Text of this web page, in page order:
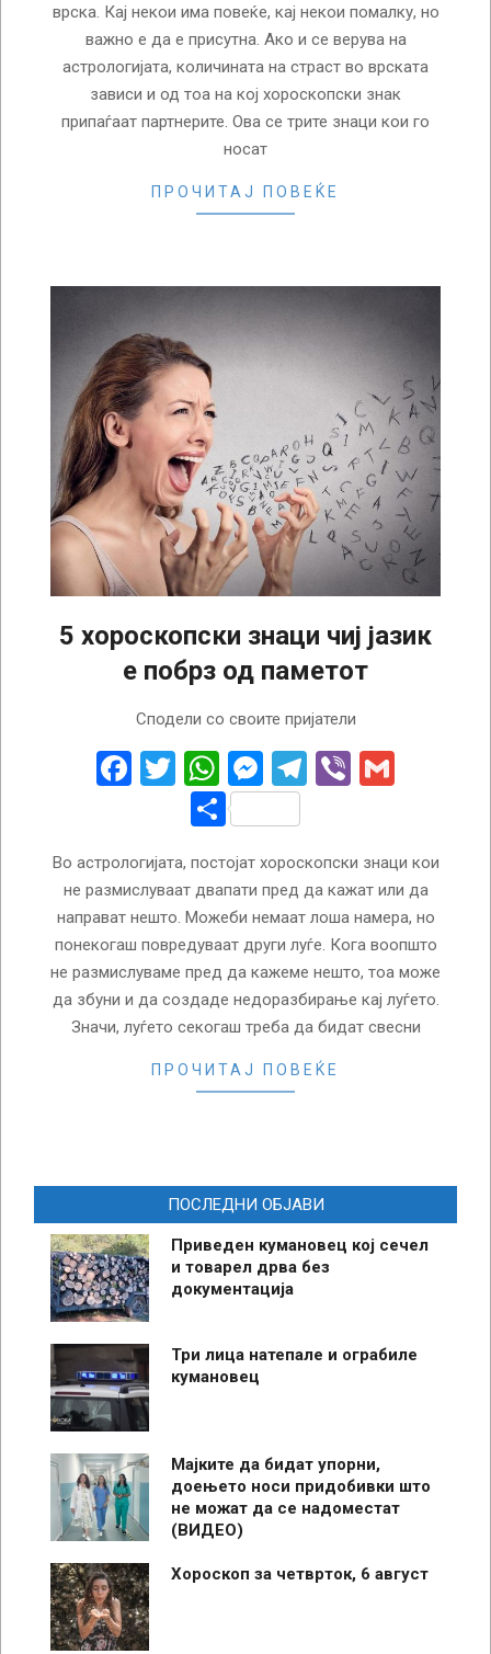
врска. Кај некои има повеќе, кај некои помалку, но
важно е да е присутна. Ако и се верува на
астрологијата, количината на страст во врската
зависи и од тоа на кој хороскопски знак
припаѓаат партнерите. Ова се трите знаци кои го
носат
ПРОЧИТАЈ ПОВЕЌЕ
5 хороскопски знаци чиј јазик
е побрз од паметот
Сподели со своите пријатели
Facebook
Twitter
WhatsApp
Messenger
Telegram
Viber
Share
Во астрологијата, постојат хороскопски знаци кои
не размислуваат двапати пред да кажат или да
направат нешто. Можеби немаат лоша намера, но
понекогаш повредуваат други луѓе. Кога воопшто
не размислуваме пред да кажеме нешто, тоа може
да збуни и да создаде недоразбирање кај луѓето.
Значи, луѓето секогаш треба да бидат свесни
ПРОЧИТАЈ ПОВЕЌЕ
ПОСЛЕДНИ ОБЈАВИ
Приведен кумановец кој сечел
и товарел дрва без
документација
Три лица натепале и ограбиле
кумановец
Мајките да бидат упорни,
доењето носи придобивки што
не можат да се надоместат
(ВИДЕО)
Хороскоп за четврток, 6 август